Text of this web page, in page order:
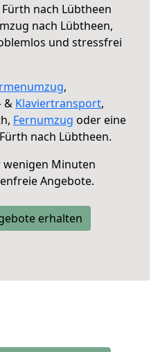
nach Lübtheen
nach Lübtheen,
und stressfrei
,
& Klaviertransport,
Fernumzug oder eine
nach Lübtheen.
wenigen Minuten
Angebote.
erhalten